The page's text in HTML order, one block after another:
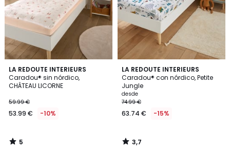
LA REDOUTE INTERIEURS
Caradou® sin nórdico,
CHÂTEAU LICORNE
59.99 €
53.99 € -10%
5
/
5
5
/
LA REDOUTE INTERIEURS
Caradou® con nórdico, Petite
Jungle
desde
74.99 €
63.74 € -15%
3,7
/ 5
3,7
/